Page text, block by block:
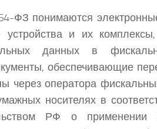
ФЗ понимаются
и их
данных в
обеспечивающие
через оператора
носителях в
РФ о применении